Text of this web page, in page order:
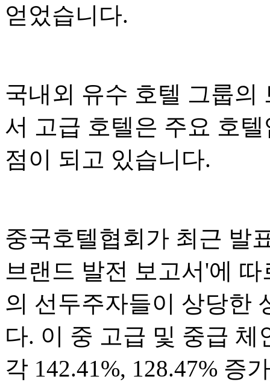
얻었습니다.
국내외 유수 호텔 그룹의
서 고급 호텔은 주요 호
점이 되고 있습니다.
중국호텔협회가 최근 발
브랜드 발전 보고서'에
의 선두주자들이 상당한
다. 이 중 고급 및 중급 체
각 142.41%, 128.47% 증